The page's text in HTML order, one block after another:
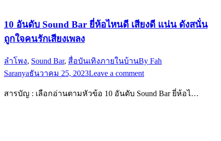
10 อันดับ Sound Bar ยี่ห้อไหนดี เสียงดี แน่น ดังสนั่น
ถูกใจคนรักเสียงเพลง
ลำโพง, Sound Bar, สื่อบันเทิงภายในบ้านBy Fah
Saranyaธันวาคม 25, 2023Leave a comment
สารบัญ : เลือกอ่านตามหัวข้อ 10 อันดับ Sound Bar ยี่ห้อไ…